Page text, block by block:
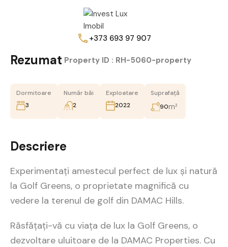
+373 693 97 907
Rezumat Property ID : RH-5060-property
Dormitoare
3
Număr băi
2
Exploatare
2022
Suprafață
90m²
Descriere
Experimentați amestecul perfect de lux și natură
la Golf Greens, o proprietate magnifică cu
vedere la terenul de golf din DAMAC Hills.
Răsfățați-vă cu viața de lux la Golf Greens, o
dezvoltare uluitoare de la DAMAC Properties. Cu